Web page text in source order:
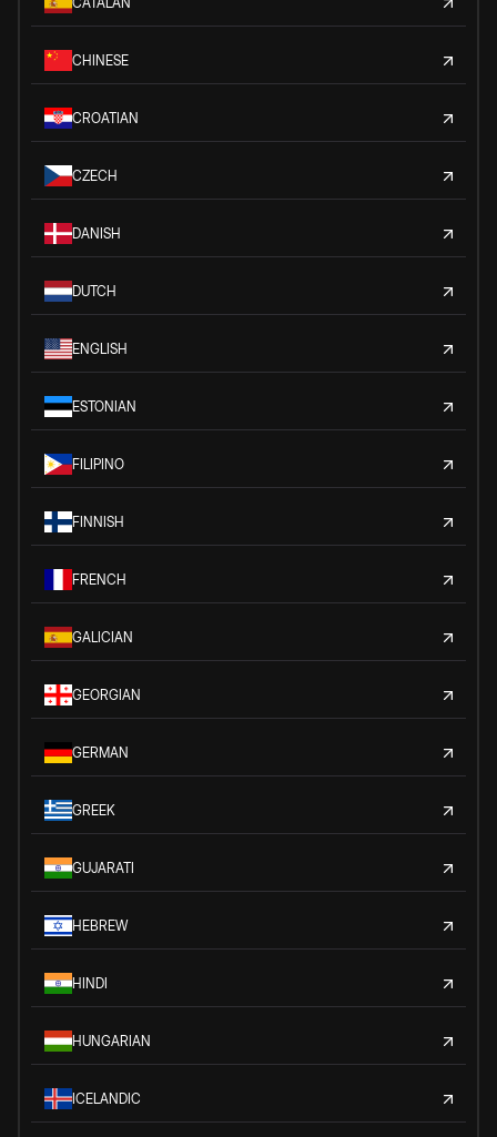
CHINESE
CROATIAN
CZECH
DANISH
DUTCH
ENGLISH
ESTONIAN
FILIPINO
FINNISH
FRENCH
GALICIAN
GEORGIAN
GERMAN
GREEK
GUJARATI
HEBREW
HINDI
HUNGARIAN
ICELANDIC